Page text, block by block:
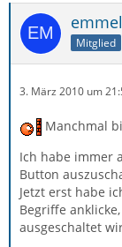
Mitglied
3. März 2010 um
Manchmal
Ich habe immer
Button
Jetzt erst habe
Begriffe
ausgeschaltet